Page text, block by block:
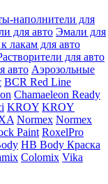
наполнители для
для авто Эмали для
лакам для авто
для авто
авто Аэрозольные
BCR Red Line
Chamaeleon Ready
KROY KROY
Normex Normex
Paint RoxelPro
HB Body Краска
Colomix Vika